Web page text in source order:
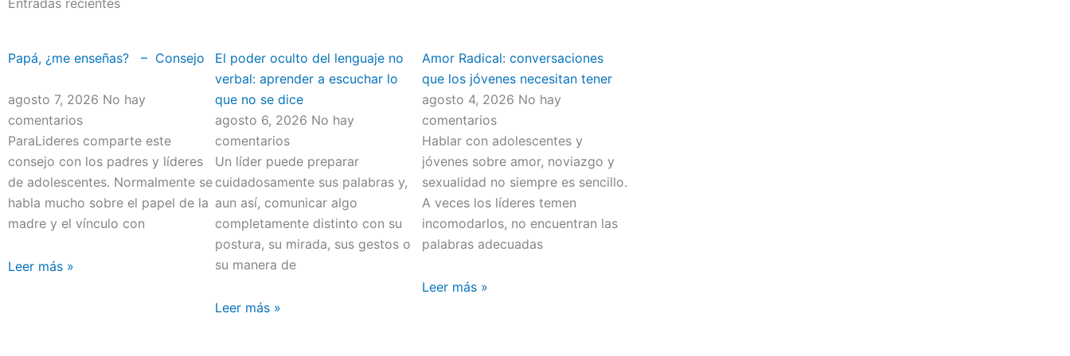
Entradas recientes
Papá, ¿me enseñas? – Consejo
agosto 7, 2026 No hay
comentarios
ParaLideres comparte este
consejo con los padres y líderes
de adolescentes. Normalmente se
habla mucho sobre el papel de la
madre y el vínculo con
Leer más »
El poder oculto del lenguaje no
verbal: aprender a escuchar lo
que no se dice
agosto 6, 2026 No hay
comentarios
Un líder puede preparar
cuidadosamente sus palabras y,
aun así, comunicar algo
completamente distinto con su
postura, su mirada, sus gestos o
su manera de
Leer más »
Amor Radical: conversaciones
que los jóvenes necesitan tener
agosto 4, 2026 No hay
comentarios
Hablar con adolescentes y
jóvenes sobre amor, noviazgo y
sexualidad no siempre es sencillo.
A veces los líderes temen
incomodarlos, no encuentran las
palabras adecuadas
Leer más »